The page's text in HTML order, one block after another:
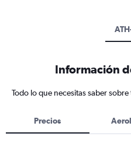
Información
Todo lo que necesitas saber
Precios